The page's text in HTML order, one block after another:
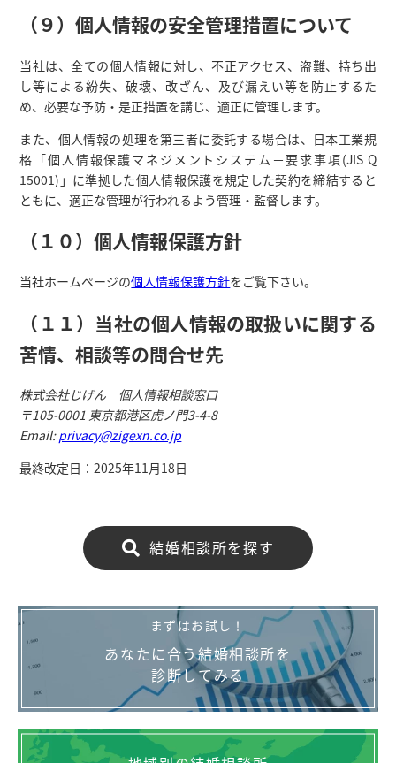
（９）個人情報の安全管理措置について
当社は、全ての個人情報に対し、不正アクセス、盗難、持ち出
し等による紛失、破壊、改ざん、及び漏えい等を防止するた
め、必要な予防・是正措置を講じ、適正に管理します。
また、個人情報の処理を第三者に委託する場合は、日本工業規
格「個人情報保護マネジメントシステム－要求事項(JIS Q
15001)」に準拠した個人情報保護を規定した契約を締結すると
ともに、適正な管理が行われるよう管理・監督します。
（１０）個人情報保護方針
当社ホームページの個人情報保護方針をご覧下さい。
（１１）当社の個人情報の取扱いに関する
苦情、相談等の問合せ先
株式会社じげん 個人情報相談窓口
〒105-0001 東京都港区虎ノ門3-4-8
Email:privacy@zigexn.co.jp
最終改定日：2025年11月18日
結婚相談所を探す
まずはお試し！
あなたに合う結婚相談所を
診断してみる